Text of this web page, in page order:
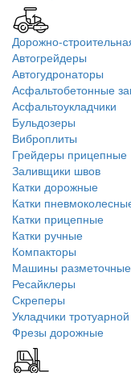
Дорожно-
Автогрейдеры
Автогудронаторы
Асфальтобетонные
Асфальтоукладчики
Бульдозеры
Виброплиты
Грейдеры прицепные
Заливщики швов
Катки дорожные
Катки
Катки прицепные
Катки ручные
Компакторы
Машины разметочные
Ресайклеры
Скреперы
Укладчики
Фрезы дорожные